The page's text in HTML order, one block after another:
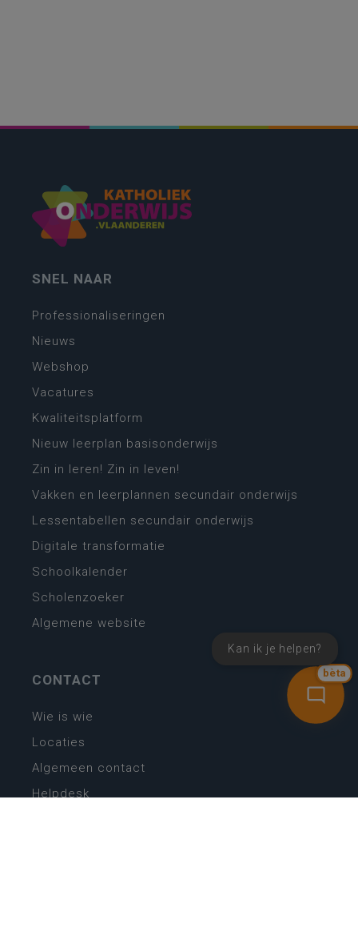
bèta
Kan ik je helpen?
SNEL NAAR
Professionaliseringen
Nieuws
Webshop
Vacatures
Kwaliteitsplatform
Nieuw leerplan basisonderwijs
Zin in leren! Zin in leven!
Vakken en leerplannen secundair onderwijs
Lessentabellen secundair onderwijs
Digitale transformatie
Schoolkalender
Scholenzoeker
Algemene website
CONTACT
Wie is wie
Locaties
Algemeen contact
Helpdesk